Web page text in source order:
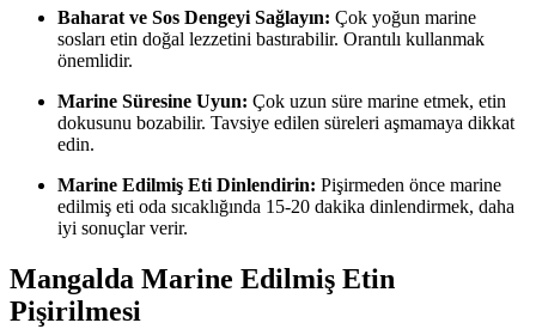
Baharat ve Sos Dengeyi Sağlayın: Çok yoğun marine
sosları etin doğal lezzetini bastırabilir. Orantılı kullanmak
önemlidir.
Marine Süresine Uyun: Çok uzun süre marine etmek, etin
dokusunu bozabilir. Tavsiye edilen süreleri aşmamaya dikkat
edin.
Marine Edilmiş Eti Dinlendirin: Pişirmeden önce marine
edilmiş eti oda sıcaklığında 15-20 dakika dinlendirmek, daha
iyi sonuçlar verir.
Mangalda Marine Edilmiş Etin
Pişirilmesi